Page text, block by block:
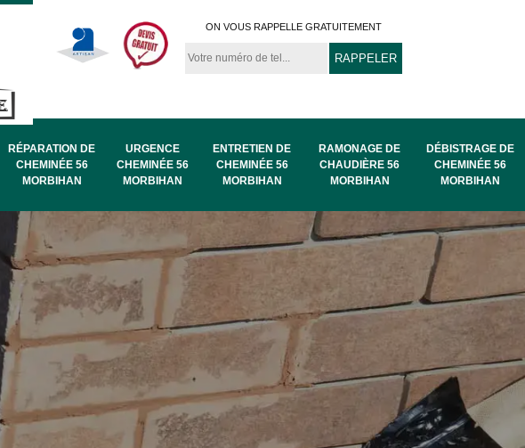
ON VOUS RAPPELLE GRATUITEMENT
RÉPARATION DE
CHEMINÉE 56
MORBIHAN
URGENCE
CHEMINÉE 56
MORBIHAN
ENTRETIEN DE
CHEMINÉE 56
MORBIHAN
RAMONAGE DE
CHAUDIÈRE 56
MORBIHAN
DÉBISTRAGE DE
CHEMINÉE 56
MORBIHAN
Pose de chapeau
de cheminée 56
Morbihan
Ramonage 56
Morbihan
Ramonage de
chaudière 56
Morbihan